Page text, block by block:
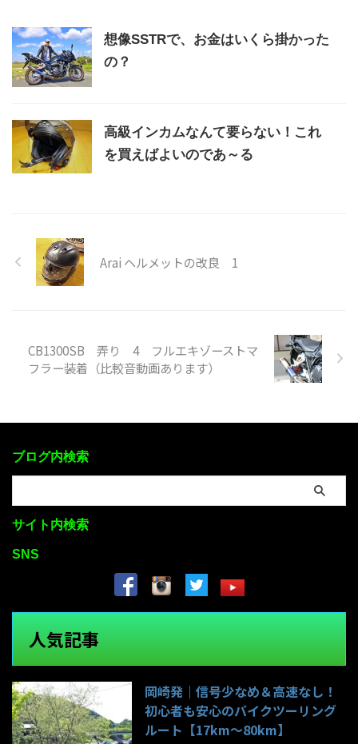
想像SSTRで、お金はいくら掛かった
の？
高級インカムなんて要らない！これ
を買えばよいのであ～る
Arai ヘルメットの改良 1
CB1300SB 弄り 4 フルエキゾーストマ
フラー装着（比較音動画あります）
ブログ内検索
サイト内検索
SNS
人気記事
岡崎発｜信号少なめ＆高速なし！
初心者も安心のバイクツーリング
ルート【17km〜80km】